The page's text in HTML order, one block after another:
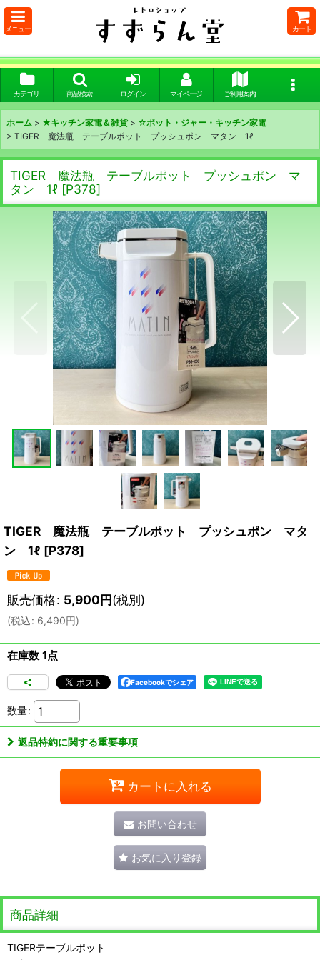
メニュー カート
カテゴリ 商品検索 ログイン マイページ ご利用案内
ホーム > ★キッチン家電＆雑貨 > ☆ポット・ジャー・キッチン家電
> TIGER 魔法瓶 テーブルポット プッシュポン マタン 1ℓ
TIGER 魔法瓶 テーブルポット プッシュポン マ
タン 1ℓ [P378]
TIGER 魔法瓶 テーブルポット プッシュポン マタ
ン 1ℓ [P378]
販売価格: 5,900円(税別)
(税込: 6,490円)
在庫数 1点
Facebookでシェア
数量:
返品特約に関する重要事項
カートに入れる
お問い合わせ
お気に入り登録
商品詳細
TIGERテーブルポット